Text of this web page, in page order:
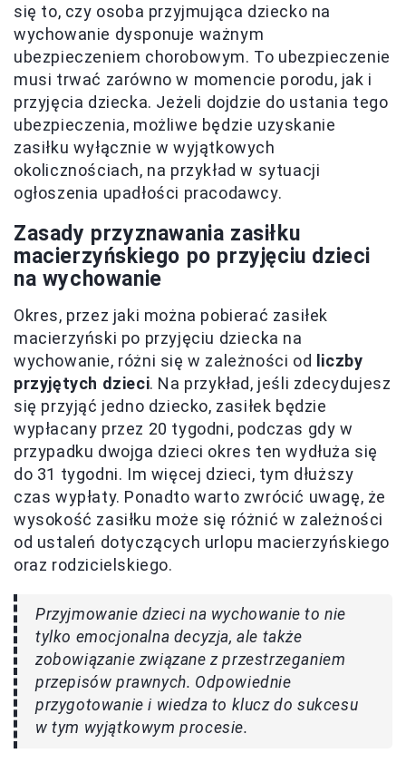
się to, czy osoba przyjmująca dziecko na
wychowanie dysponuje ważnym
ubezpieczeniem chorobowym. To ubezpieczenie
musi trwać zarówno w momencie porodu, jak i
przyjęcia dziecka. Jeżeli dojdzie do ustania tego
ubezpieczenia, możliwe będzie uzyskanie
zasiłku wyłącznie w wyjątkowych
okolicznościach, na przykład w sytuacji
ogłoszenia upadłości pracodawcy.
Zasady przyznawania zasiłku
macierzyńskiego po przyjęciu dzieci
na wychowanie
Okres, przez jaki można pobierać zasiłek
macierzyński po przyjęciu dziecka na
wychowanie, różni się w zależności od
liczby
przyjętych dzieci. Na przykład, jeśli zdecydujesz
się przyjąć jedno dziecko, zasiłek będzie
wypłacany przez 20 tygodni, podczas gdy w
przypadku dwojga dzieci okres ten wydłuża się
do 31 tygodni. Im więcej dzieci, tym dłuższy
czas wypłaty. Ponadto warto zwrócić uwagę, że
wysokość zasiłku może się różnić w zależności
od ustaleń dotyczących urlopu macierzyńskiego
oraz rodzicielskiego.
Przyjmowanie dzieci na wychowanie to nie
tylko emocjonalna decyzja, ale także
zobowiązanie związane z przestrzeganiem
przepisów prawnych. Odpowiednie
przygotowanie i wiedza to klucz do sukcesu
w tym wyjątkowym procesie.